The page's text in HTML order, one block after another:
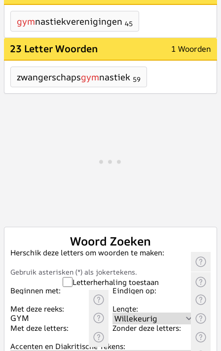
gymnastiekverenigingen 45
23 Letter Woorden 1 Woorden
zwangerschapsgymnastiek 59
Woord Zoeken
Herschik deze letters om woorden te maken:
Gebruik asterisken (*) als jokertekens.
Letterherhaling toestaan
Beginnen met:
Eindigen op:
Met deze reeks:
Lengte:
Met deze letters:
Zonder deze letters:
Accenten en Diakritische Tekens: